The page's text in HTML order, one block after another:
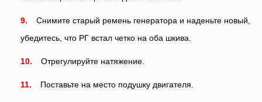
Снимите старый ремень генератора и наденьте новый,
убедитесь, что РГ встал четко на оба шкива.
Отрегулируйте натяжение.
Поставьте на место подушку двигателя.